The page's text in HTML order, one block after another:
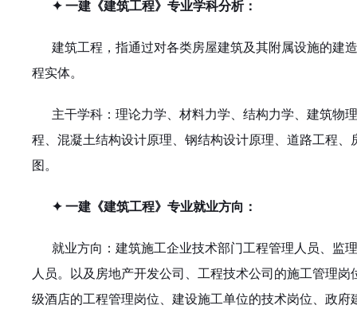
✦ 一建《建筑工程》专业学科分析：
建筑工程，指通过对各类房屋建筑及其附属设施的建
程实体。
主干学科：理论力学、材料力学、结构力学、建筑物
程、混凝土结构设计原理、钢结构设计原理、道路工程
图。
✦ 一建《建筑工程》专业就业方向：
就业方向：建筑施工企业技术部门工程管理人员、监
人员。以及房地产开发公司、工程技术公司的施工管理
级酒店的工程管理岗位、建设施工单位的技术岗位、政